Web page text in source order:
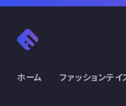
ホーム ファッションテイ